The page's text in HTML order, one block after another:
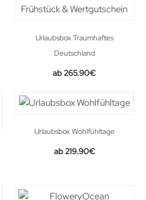
Urlaubsbox Traumhaftes
Deutschland
265.90€
Urlaubsbox Wohlfühltage
219.90€